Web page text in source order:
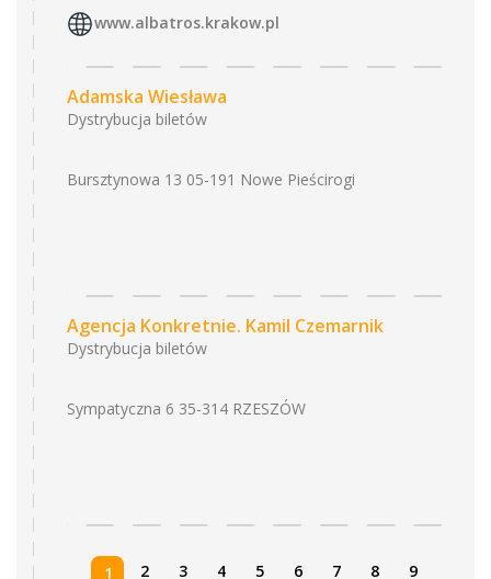
www.albatros.krakow.pl
Adamska Wiesława
Dystrybucja biletów
Bursztynowa 13 05-191 Nowe Pieścirogi
Agencja Konkretnie. Kamil Czemarnik
Dystrybucja biletów
Sympatyczna 6 35-314 RZESZÓW
1 2 3 4 5 6 7 8 9